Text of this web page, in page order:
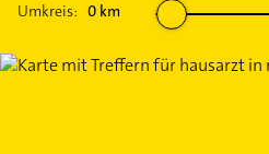
Umkreis: 0 km